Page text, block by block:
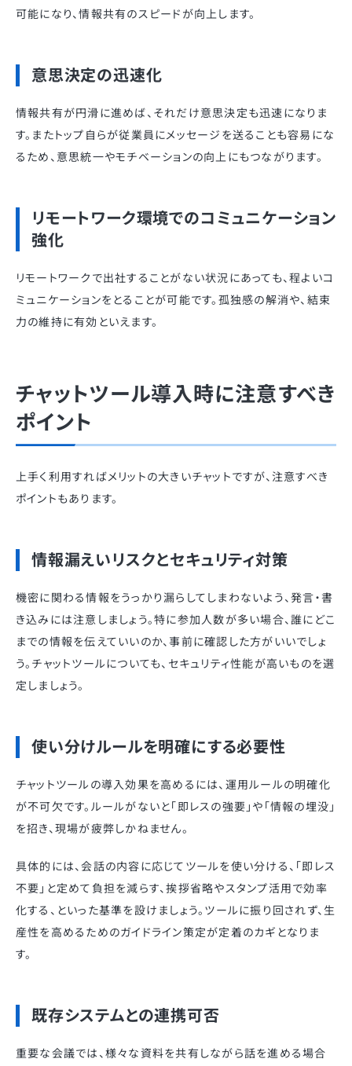
可能になり、情報共有のスピードが向上します。
意思決定の迅速化
情報共有が円滑に進めば、それだけ意思決定も迅速になりま
す。またトップ自らが従業員にメッセージを送ることも容易にな
るため、意思統一やモチベーションの向上にもつながります。
リモートワーク環境でのコミュニケーション
強化
リモートワークで出社することがない状況にあっても、程よいコ
ミュニケーションをとることが可能です。孤独感の解消や、結束
力の維持に有効といえます。
チャットツール導入時に注意すべき
ポイント
上手く利用すればメリットの大きいチャットですが、注意すべき
ポイントもあります。
情報漏えいリスクとセキュリティ対策
機密に関わる情報をうっかり漏らしてしまわないよう、発言・書
き込みには注意しましょう。特に参加人数が多い場合、誰にどこ
までの情報を伝えていいのか、事前に確認した方がいいでしょ
う。チャットツールについても、セキュリティ性能が高いものを選
定しましょう。
使い分けルールを明確にする必要性
チャットツールの導入効果を高めるには、運用ルールの明確化
が不可欠です。ルールがないと「即レスの強要」や「情報の埋没」
を招き、現場が疲弊しかねません。
具体的には、会話の内容に応じてツールを使い分ける、「即レス
不要」と定めて負担を減らす、挨拶省略やスタンプ活用で効率
化する、といった基準を設けましょう。ツールに振り回されず、生
産性を高めるためのガイドライン策定が定着のカギとなりま
す。
既存システムとの連携可否
重要な会議では、様々な資料を共有しながら話を進める場合